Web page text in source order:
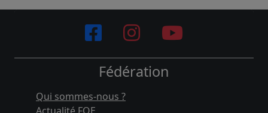
Fédération
Qui sommes-nous ?
Actualité FQE